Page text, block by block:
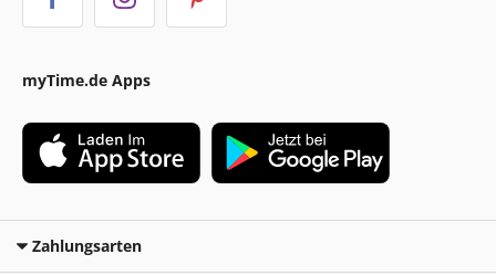
myTime.de Apps
Zahlungsarten